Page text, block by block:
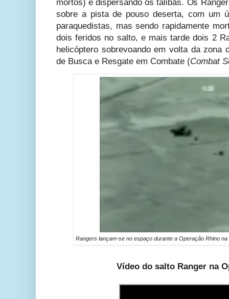
mortos) e dispersando os talibãs. Os
sobre a pista de pouso deserta, com um
paraquedistas, mas sendo rapidamente
dois feridos no salto, e mais tarde dois 2
helicóptero sobrevoando em volta da zona
de Busca e Resgate em Combate (Combat
Rangers lançam-se no espaço durante a Operação Rhino
Vídeo do salto Ranger na